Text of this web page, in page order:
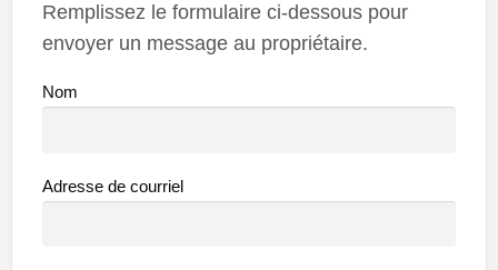
Remplissez le formulaire ci-dessous pour
envoyer un message au propriétaire.
Nom
Adresse de courriel